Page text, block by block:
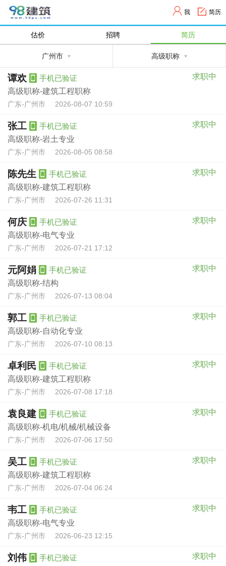
我 简历
估价 招聘 简历
广州市 高级职称
谭欢 手机已验证
求职中
高级职称-建筑工程职称
广东-广州市 2026-08-07 10:59
张工 手机已验证
求职中
高级职称-岩土专业
广东-广州市 2026-08-05 08:58
陈先生 手机已验证
求职中
高级职称-建筑工程职称
广东-广州市 2026-07-26 11:31
何庆 手机已验证
求职中
高级职称-电气专业
广东-广州市 2026-07-21 17:12
元阿娟 手机已验证
求职中
高级职称-结构
广东-广州市 2026-07-13 08:04
郭工 手机已验证
求职中
高级职称-自动化专业
广东-广州市 2026-07-10 08:13
卓利民 手机已验证
求职中
高级职称-建筑工程职称
广东-广州市 2026-07-08 17:18
袁良建 手机已验证
求职中
高级职称-机电/机械/机械设备
广东-广州市 2026-07-06 17:50
吴工 手机已验证
求职中
高级职称-建筑工程职称
广东-广州市 2026-07-04 06:24
韦工 手机已验证
求职中
高级职称-电气专业
广东-广州市 2026-06-23 12:15
刘伟 手机已验证
求职中